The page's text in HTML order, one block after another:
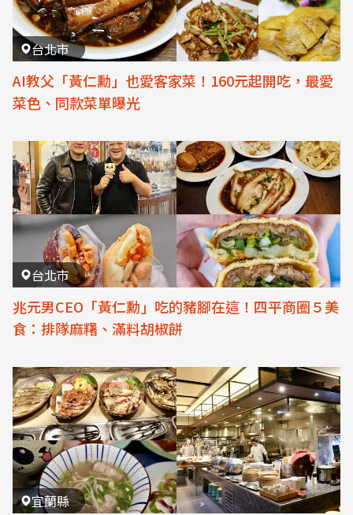
台北市
AI教父「黃仁勳」也愛客家菜！160元起開吃，最愛
菜色、同款菜單曝光
台北市
兆元男CEO「黃仁勳」吃的豬腳在這！四平商圈５美
食：排隊麻糬、滿料胡椒餅
宜蘭縣